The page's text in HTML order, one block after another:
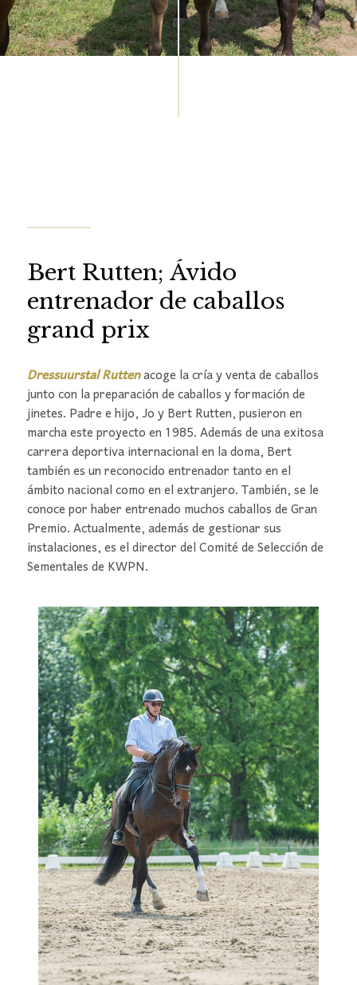
Bert Rutten; Ávido
entrenador de caballos
grand prix
Dressuurstal Ruttenacoge la cría y venta de caballos
junto con la preparación de caballos y formación de
jinetes. Padre e hijo, Jo y Bert Rutten, pusieron en
marcha este proyecto en 1985. Además de una exitosa
carrera deportiva internacional en la doma, Bert
también es un reconocido entrenador tanto en el
ámbito nacional como en el extranjero. También, se le
conoce por haber entrenado muchos caballos de Gran
Premio. Actualmente, además de gestionar sus
instalaciones, es el director del Comité de Selección de
Sementales de KWPN.